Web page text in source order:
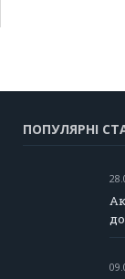
ПОПУЛЯРНІ